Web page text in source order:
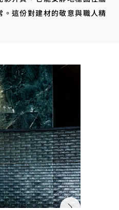
這份對建材的敬意與職人精